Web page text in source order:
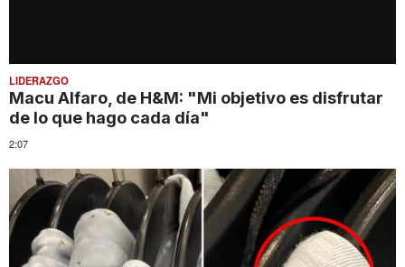
LIDERAZGO
Macu Alfaro, de H&M: "Mi objetivo es disfrutar
de lo que hago cada día"
2:07